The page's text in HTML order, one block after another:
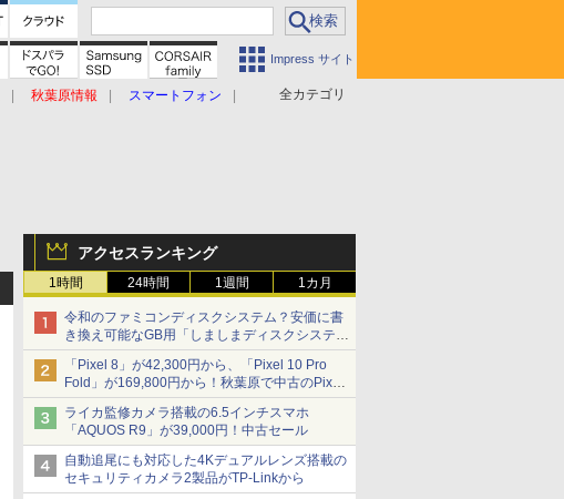
Impress サイト
全カテゴリ
秋葉原情報
スマートフォン
アクセスランキング
1時間 24時間 1週間 1カ月
令和のファミコンディスクシステム？安価に書
き換え可能なGB用「しましまディスクシステ
ム」
「Pixel 8」が42,300円から、「Pixel 10 Pro
Fold」が169,800円から！秋葉原で中古のPixel
シリーズがお買い得
ライカ監修カメラ搭載の6.5インチスマホ
「AQUOS R9」が39,000円！中古セール
自動追尾にも対応した4Kデュアルレンズ搭載の
セキュリティカメラ2製品がTP-Linkから